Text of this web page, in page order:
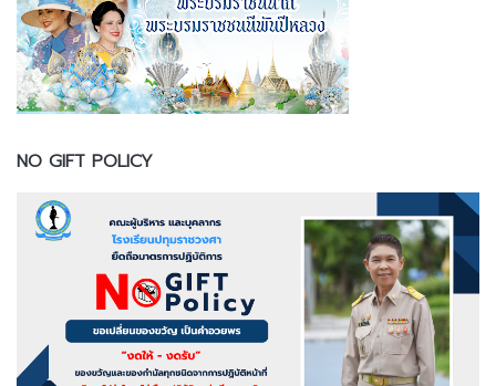
NO GIFT POLICY